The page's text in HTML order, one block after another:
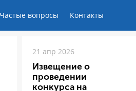
Частые вопросы Контакты
21 апр 2026
Извещение о
проведении
конкурса на